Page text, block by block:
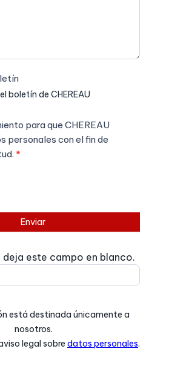
boletín de CHEREAU
para que CHEREAU
personales con el fin de
*
Enviar
deja este campo en blanco.
está destinada únicamente a
nosotros.
legal sobre datos personales.